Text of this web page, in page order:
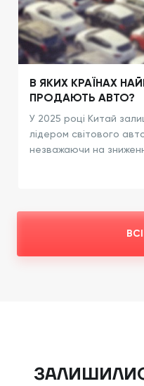
В ЯКИХ КРАЇНАХ
ПРОДАЮТЬ АВТО?
У 2025 році Китай
лідером світового
незважаючи на
європейсь...